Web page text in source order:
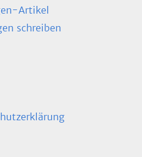
Artikel
schreiben